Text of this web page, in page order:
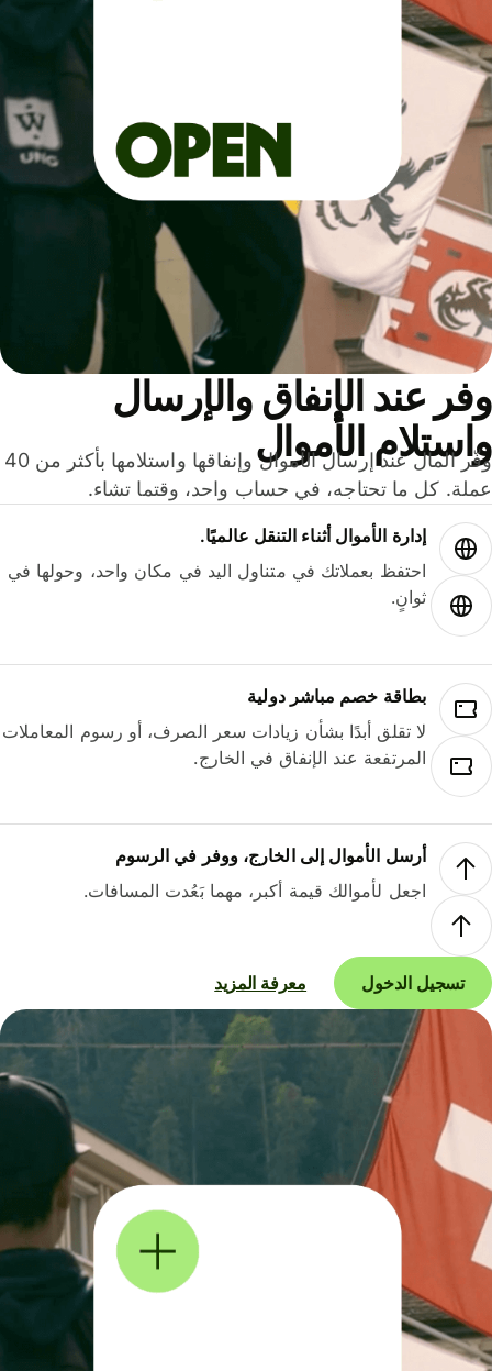
عند الإنفاق والإرسال
الأموال
وفّر المال عند إرسال الأموال وإنفاقها واستلامها بأكثر من 40
كل ما تحتاجه، في حساب واحد، وقتما تشاء.
إدارة الأموال أثناء التنقل عالميًا.
احتفظ بعملاتك في متناول اليد في مكان واحد، وحولها في
ثوانٍ.
بطاقة خصم مباشر دولية
لا تقلق أبدًا بشأن زيادات سعر الصرف، أو رسوم المعاملات
المرتفعة عند الإنفاق في الخارج.
أرسل الأموال إلى الخارج، ووفر في الرسوم
اجعل لأموالك قيمة أكبر، مهما بَعُدت المسافات.
تسجيل الدخول معرفة المزيد